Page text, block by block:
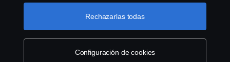
© Copyright Scania 2022 All rights reserved. Scania
CV AB (publ), SE-151 87 Södertälje, Sweden, Tel:
+46-8-55 38 10 00, Fax: +46-8-55 38 10 37.
Más información sobre su privacidad
Configuración de cookies
Rechazarlas todas